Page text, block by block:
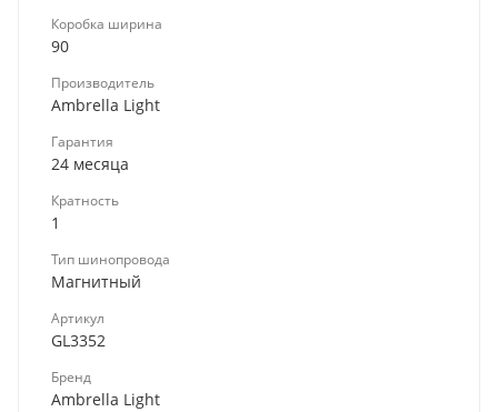
Коробка ширина
90
Производитель
Ambrella Light
Гарантия
24 месяца
Кратность
1
Тип шинопровода
Магнитный
Артикул
GL3352
Бренд
Ambrella Light